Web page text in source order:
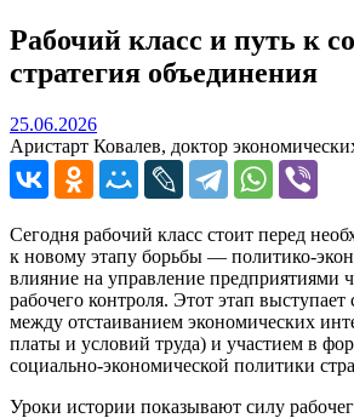
Рабочий класс и путь к
стратегия объединения
25.06.202625.06.2026
Аристарт Ковалев, доктор
Сегодня рабочий класс стоит перед
к новому этапу борьбы —
влияние на управление предприятиями
рабочего контроля. Этот этап
между отстаиванием экономических
платы и условий труда) и участием в
социально‑экономической политики
Уроки истории показывают силу